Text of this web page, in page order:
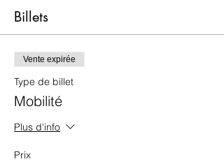
Nous intégrons aussi beaucoup
Ce cours est amusant car ont y retrouve
souvent des challenges qui sont souvent
très comiques mais qui nous poussent à se
surpasser.
Ce cours est offert à tous et sera adapté
aux besoins et aux restrictions de chacun.
Billets
Vente expirée
Type de billet
Mobilité
Plus d'info
Prix